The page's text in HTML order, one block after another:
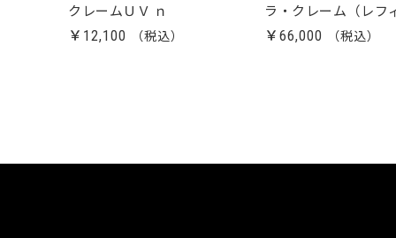
クレームＵＶ ｎ
￥12,100
ラ・クレーム（レフ
￥66,000